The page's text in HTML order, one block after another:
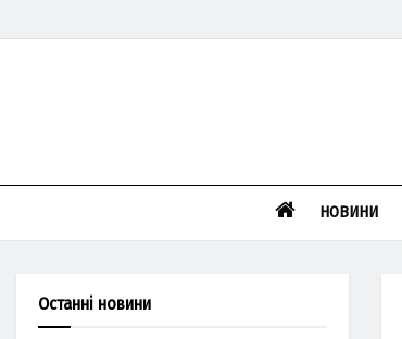
НОВИНИ
Останні новини